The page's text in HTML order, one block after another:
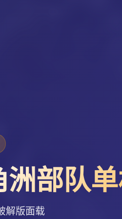
洲部队
解版面载